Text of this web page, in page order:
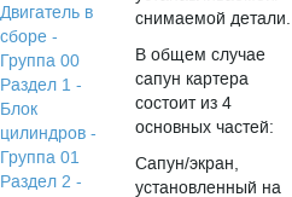
Двигатель в
сборе -
Группа 00
Раздел 1 -
Блок
цилиндров -
Группа 01
Раздел 2 -
снимаемой детали.
В общем случае
сапун картера
состоит из 4
основных частей:
Сапун/экран,
установленный на